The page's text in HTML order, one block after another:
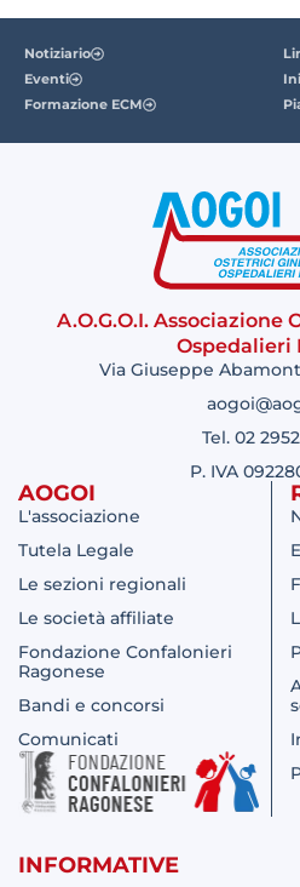
Notiziario
Eventi
Formazione ECM
A.O.G.O.I. Associazione
Ospedalieri
Via Giuseppe
Tel. 02
P. IVA
AOGOI
L'associazione
Tutela Legale
Le sezioni regionali
Le società affiliate
Fondazione Confalonieri
Ragonese
Bandi e concorsi
Comunicati
INFORMATIVE